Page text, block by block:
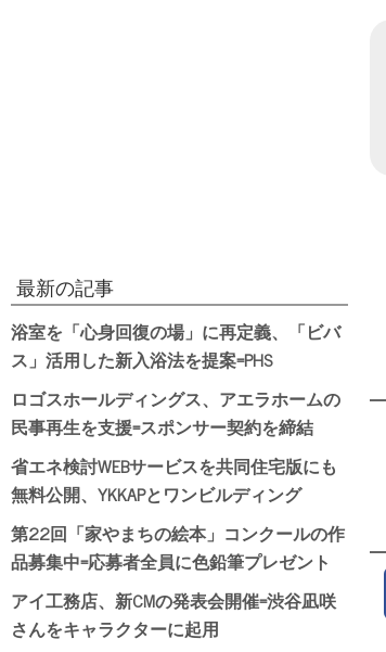
最新の記事
浴室を「心身回復の場」に再定義、「ビバ
ス」活用した新入浴法を提案=PHS
ロゴスホールディングス、アエラホームの
民事再生を支援=スポンサー契約を締結
省エネ検討WEBサービスを共同住宅版にも
無料公開、YKKAPとワンビルディング
第22回「家やまちの絵本」コンクールの作
品募集中=応募者全員に色鉛筆プレゼント
アイ工務店、新CMの発表会開催=渋谷凪咲
さんをキャラクターに起用